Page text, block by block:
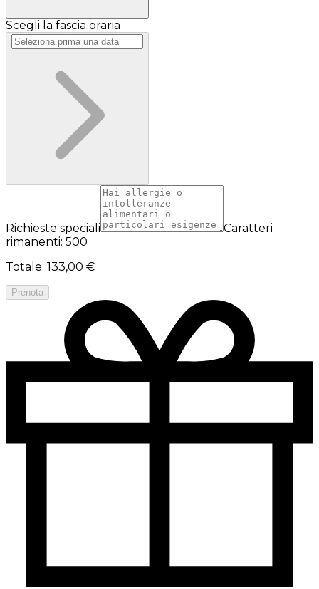
Scegli la fascia oraria
Richieste speciali
Caratteri
rimanenti: 500
Totale: 133,00 €
Prenota